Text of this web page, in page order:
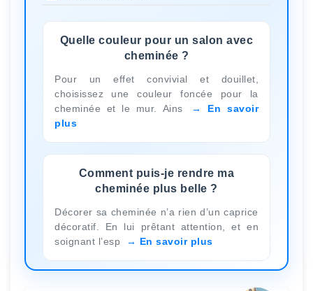
Quelle couleur pour un salon avec
cheminée ?
Pour un effet convivial et douillet,
choisissez une couleur foncée pour la
cheminée et le mur. Ains
En savoir
plus
Comment puis-je rendre ma
cheminée plus belle ?
Décorer sa cheminée n’a rien d’un caprice
décoratif. En lui prêtant attention, et en
soignant l’esp
En savoir plus